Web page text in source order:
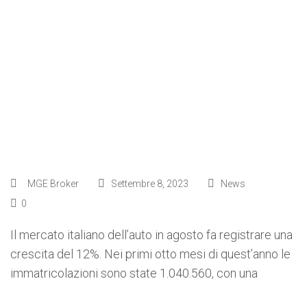
MGE Broker Settembre 8, 2023
News
0
Il mercato italiano dell’auto in agosto fa registrare una
crescita del 12%. Nei primi otto mesi di quest’anno le
immatricolazioni sono state 1.040.560, con una